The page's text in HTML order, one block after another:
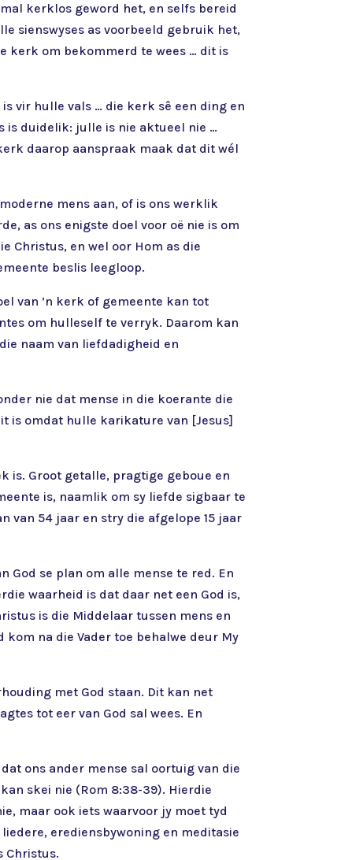
kerklos geword het, en selfs bereid
sienswyses as voorbeeld gebruik het,
kerk om bekommerd te wees … dit is
vir hulle vals … die kerk sê een ding en
is duidelik: julle is nie aktueel nie …
daarop aanspraak maak dat dit wél
mens aan, of is ons werklik
as ons enigste doel voor oë nie is om
Christus, en wel oor Hom as die
beslis leegloop.
van ’n kerk of gemeente kan tot
om hulleself te verryk. Daarom kan
naam van liefdadigheid en
nie dat mense in die koerante die
is omdat hulle karikature van [Jesus]
is. Groot getalle, pragtige geboue en
is, naamlik om sy liefde sigbaar te
van 54 jaar en stry die afgelope 15 jaar
God se plan om alle mense te red. En
waarheid is dat daar net een God is,
is die Middelaar tussen mens en
kom na die Vader toe behalwe deur My
met God staan. Dit kan net
tot eer van God sal wees. En
ons ander mense sal oortuig van die
skei nie (Rom 8:38-39). Hierdie
maar ook iets waarvoor jy moet tyd
erediensbywoning en meditasie
Christus.